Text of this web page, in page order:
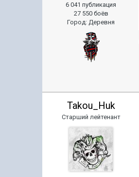
6 041 публикация
27 550 боёв
Город:Деревня
Takou_Huk
Старший лейтенант